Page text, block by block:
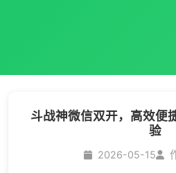
斗战神微信双开，高效便
验
2026-05-15